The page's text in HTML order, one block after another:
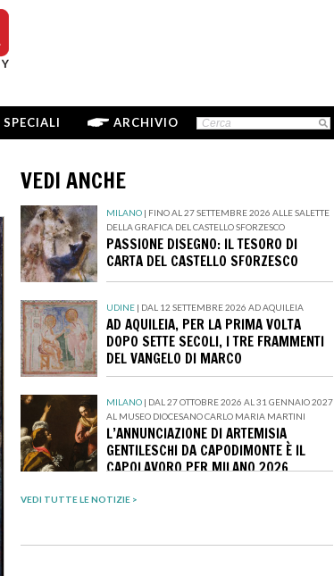
SPECIALI ARCHIVIO
VEDI ANCHE
MILANO | FINO AL 27 SETTEMBRE 2026 ALLE SALETTE
DELLA GRAFICA DEL CASTELLO SFORZESCO
PASSIONE DISEGNO: IL TESORO DI
CARTA DEL CASTELLO SFORZESCO
UDINE | DAL 12 SETTEMBRE 2026 AD AQUILEIA
AD AQUILEIA, PER LA PRIMA VOLTA
DOPO SETTE SECOLI, I TRE FRAMMENTI
DEL VANGELO DI MARCO
MILANO | DAL 27 OTTOBRE 2026 AL 31 GENNAIO 2027
AL MUSEO DIOCESANO CARLO MARIA MARTINI
L’ANNUNCIAZIONE DI ARTEMISIA
GENTILESCHI DA CAPODIMONTE È IL
CAPOLAVORO PER MILANO 2026
VEDI TUTTE LE NOTIZIE >